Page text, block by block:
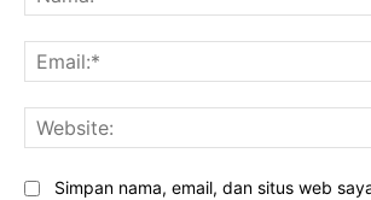
Simpan nama, email, dan situs web